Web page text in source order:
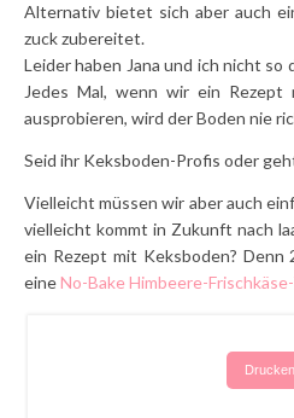
Alternativ bietet sich aber auch
zuck zubereitet.
Leider haben Jana und ich nicht so
Jedes Mal, wenn wir ein Rezept
ausprobieren, wird der Boden nie
Seid ihr Keksboden-Profis oder
Vielleicht müssen wir aber auch
vielleicht kommt in Zukunft nach
ein Rezept mit Keksboden? Denn
eineNo-Bake Himbeere-
Drucken